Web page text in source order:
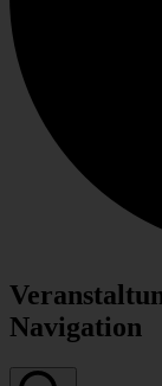
Navigation